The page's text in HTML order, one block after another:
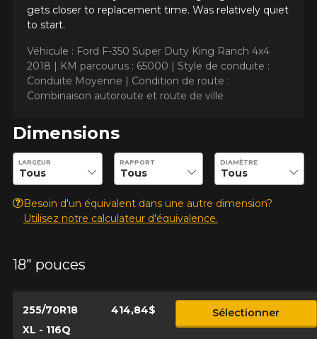
gets closer to replacement time. Was relatively quiet
to start.
Véhicule : Ford F-350 Super Duty King Ranch 4x4
2018 | KM parcourus : 65000 | Style de conduite :
Conduite Moyenne | Condition de route :
Combinaison autoroute et route de ville
Dimensions
Entrez les dimensions souhaitées pour vérifier la disponibilité
LARGEUR RAPPORT DIAMÈTRE
Besoin d'un équivalent dans une autre dimension?
Utilisez notre calculateur d'équivalence.
18" pouces
255/70R18
XL - 116Q
414,84$ Sélectionner